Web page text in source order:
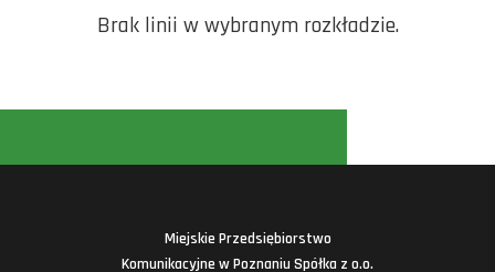
Brak linii w wybranym rozkładzie.
Miejskie Przedsiębiorstwo
Komunikacyjne w Poznaniu Spółka z o.o.